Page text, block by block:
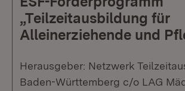
„Teilzeitausbildung für
Alleinerziehende und
Herausgeber: Netzwerk
Baden-Württemberg c/o LAG